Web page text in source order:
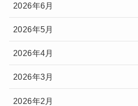
2026年6月
2026年5月
2026年4月
2026年3月
2026年2月